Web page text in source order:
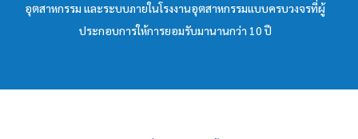
อุตสาหกรรม และระบบภายในโรงงานอุตสาหกรรมแบบครบวงจรที่ผู้
ประกอบการให้การยอมรับมานานกว่า 10 ปี